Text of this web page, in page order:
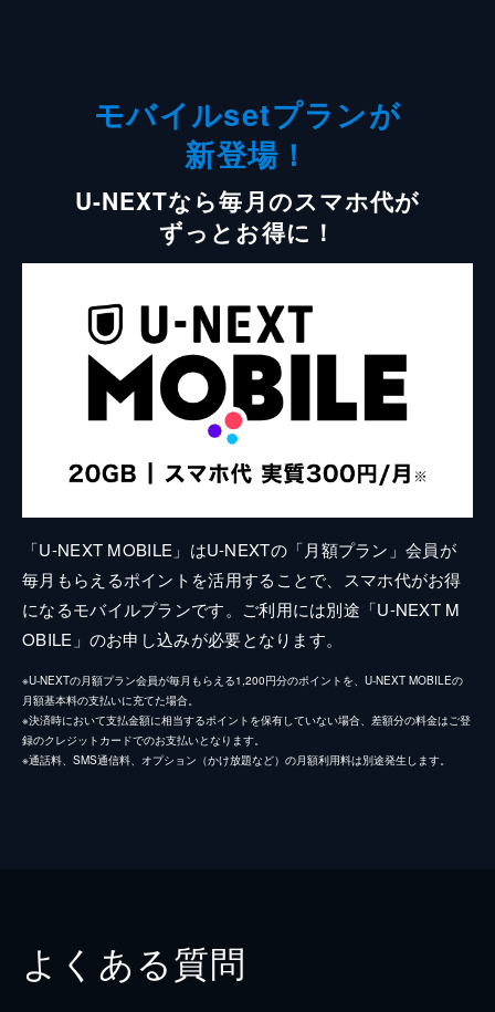
モバイルsetプランが
新登場！
U-NEXTなら毎月のスマホ代が
ずっとお得に！
「U-NEXT MOBILE」はU-NEXTの「月額プラン」会員が
毎月もらえるポイントを活用することで、スマホ代がお得
になるモバイルプランです。ご利用には別途「U-NEXT M
OBILE」のお申し込みが必要となります。
※U-NEXTの月額プラン会員が毎月もらえる1,200円分のポイントを、U-NEXT MOBILEの
月額基本料の支払いに充てた場合。
※決済時において支払金額に相当するポイントを保有していない場合、差額分の料金はご登
録のクレジットカードでのお支払いとなります。
※通話料、SMS通信料、オプション（かけ放題など）の月額利用料は別途発生します。
よくある質問